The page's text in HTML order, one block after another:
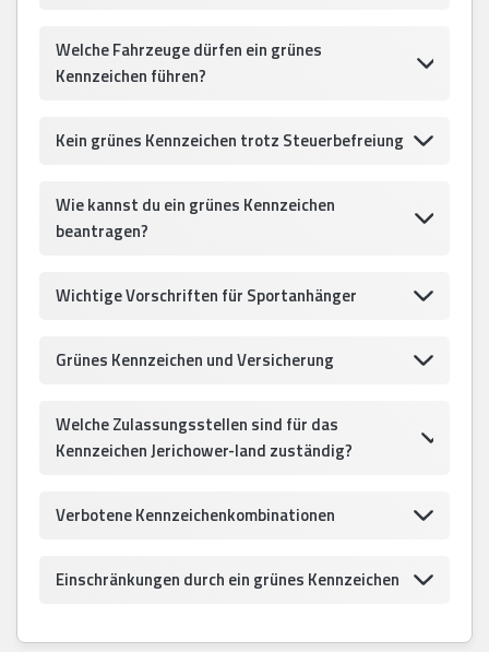
Welche Fahrzeuge dürfen ein grünes
Kennzeichen führen?
Kein grünes Kennzeichen trotz Steuerbefreiung
Wie kannst du ein grünes Kennzeichen
beantragen?
Wichtige Vorschriften für Sportanhänger
Grünes Kennzeichen und Versicherung
Welche Zulassungsstellen sind für das
Kennzeichen Jerichower-land zuständig?
Verbotene Kennzeichenkombinationen
Einschränkungen durch ein grünes Kennzeichen